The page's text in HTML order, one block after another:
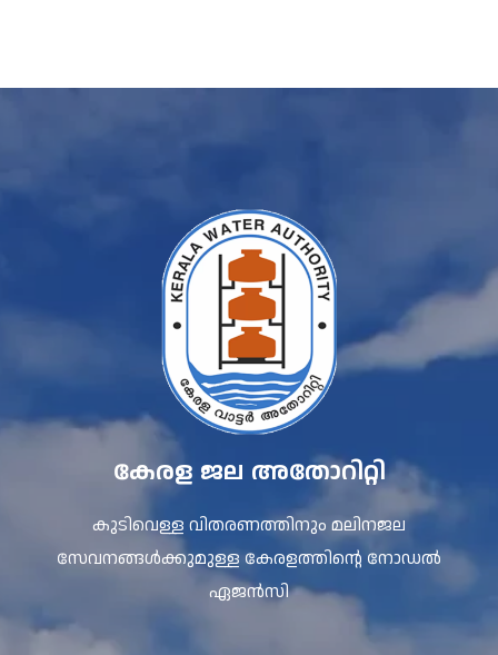
കേരള ജല അതോറിറ്റി
കുടിവെള്ള വിതരണത്തിനും മലിനജല
സേവനങ്ങൾക്കുമുള്ള കേരളത്തിന്റെ നോഡൽ
ഏജൻസി